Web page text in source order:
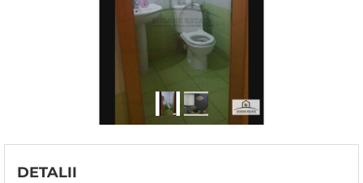
DETALII